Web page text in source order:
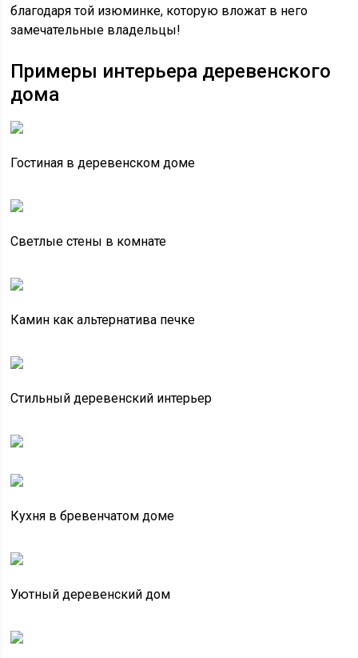
благодаря той изюминке, которую вложат в него
замечательные владельцы!
Примеры интерьера деревенского
дома
Гостиная в деревенском доме
Светлые стены в комнате
Камин как альтернатива печке
Стильный деревенский интерьер
Кухня в бревенчатом доме
Уютный деревенский дом